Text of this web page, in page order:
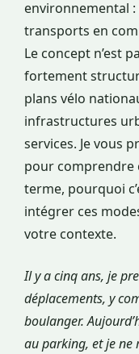
environnemental
transports en
Le concept n’est
fortement
plans vélo
infrastructures
services. Je vous
pour comprendre
terme, pourquoi
intégrer ces
votre contexte.
Il y a cinq ans, je
déplacements, y
boulanger.
au parking, et je ne